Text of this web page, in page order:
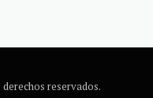
reservados.